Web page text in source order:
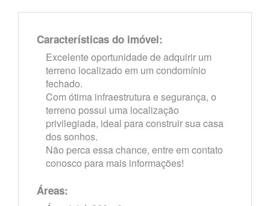
Características do imóvel:
Excelente oportunidade de adquirir um
terreno localizado em um condomínio
fechado.
Com ótima infraestrutura e segurança, o
terreno possui uma localização
privilegiada, ideal para construir sua casa
dos sonhos.
Não perca essa chance, entre em contato
conosco para mais informações!
Áreas: